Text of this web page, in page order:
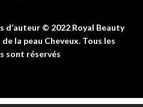
d’auteur © 2022 Royal Beauty
de la peau Cheveux. Tous les
sont réservés